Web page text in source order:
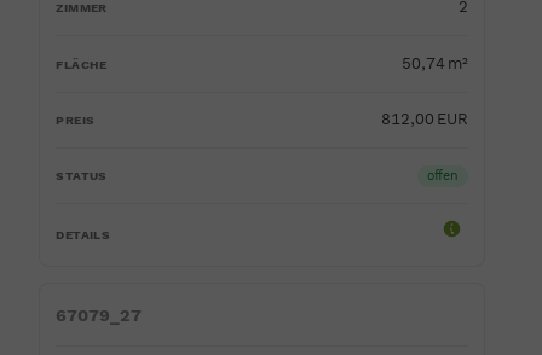
2
50,74 m²
812,00 EUR
offen
67079_27